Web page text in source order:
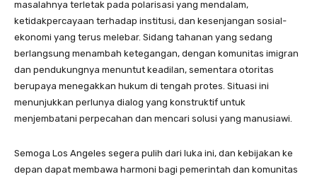
masalahnya terletak pada polarisasi yang mendalam,
ketidakpercayaan terhadap institusi, dan kesenjangan sosial-
ekonomi yang terus melebar. Sidang tahanan yang sedang
berlangsung menambah ketegangan, dengan komunitas imigran
dan pendukungnya menuntut keadilan, sementara otoritas
berupaya menegakkan hukum di tengah protes. Situasi ini
menunjukkan perlunya dialog yang konstruktif untuk
menjembatani perpecahan dan mencari solusi yang manusiawi.
Semoga Los Angeles segera pulih dari luka ini, dan kebijakan ke
depan dapat membawa harmoni bagi pemerintah dan komunitas